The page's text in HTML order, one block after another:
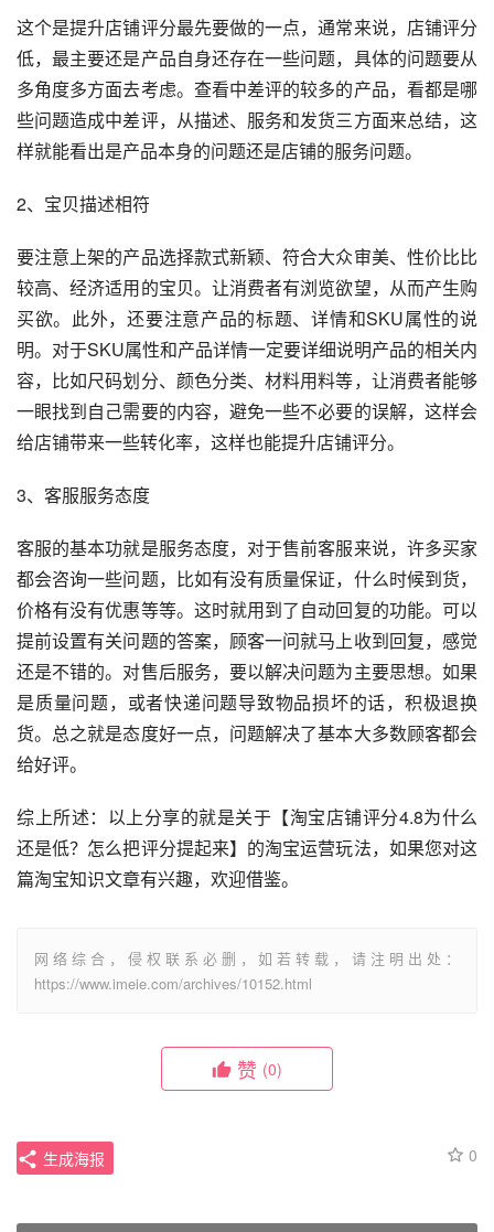
这个是提升店铺评分最先要做的一点，通常来说，店铺评分
低，最主要还是产品自身还存在一些问题，具体的问题要从
多角度多方面去考虑。查看中差评的较多的产品，看都是哪
些问题造成中差评，从描述、服务和发货三方面来总结，这
样就能看出是产品本身的问题还是店铺的服务问题。
2、宝贝描述相符
要注意上架的产品选择款式新颖、符合大众审美、性价比比
较高、经济适用的宝贝。让消费者有浏览欲望，从而产生购
买欲。此外，还要注意产品的标题、详情和SKU属性的说
明。对于SKU属性和产品详情一定要详细说明产品的相关内
容，比如尺码划分、颜色分类、材料用料等，让消费者能够
一眼找到自己需要的内容，避免一些不必要的误解，这样会
给店铺带来一些转化率，这样也能提升店铺评分。
3、客服服务态度
客服的基本功就是服务态度，对于售前客服来说，许多买家
都会咨询一些问题，比如有没有质量保证，什么时候到货，
价格有没有优惠等等。这时就用到了自动回复的功能。可以
提前设置有关问题的答案，顾客一问就马上收到回复，感觉
还是不错的。对售后服务，要以解决问题为主要思想。如果
是质量问题，或者快递问题导致物品损坏的话，积极退换
货。总之就是态度好一点，问题解决了基本大多数顾客都会
给好评。
综上所述：以上分享的就是关于【淘宝店铺评分4.8为什么
还是低？怎么把评分提起来】的淘宝运营玩法，如果您对这
篇淘宝知识文章有兴趣，欢迎借鉴。
网络综合，侵权联系必删，如若转载，请注明出处：
https://www.imeie.com/archives/10152.html
赞 (0)
0
生成海报